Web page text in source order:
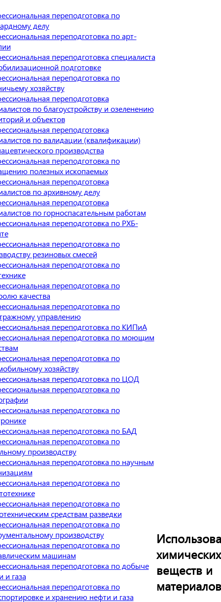
переподготовка по
делу
переподготовка по арт-
переподготовка специалиста
подготовке
переподготовка по
хозяйству
переподготовка
по благоустройству и озеленению
и объектов
переподготовка
по валидации (квалификации)
производства
переподготовка по
полезных ископаемых
переподготовка
по архивному делу
переподготовка
по горноспасательным работам
переподготовка по РХБ-
переподготовка по
резиновых смесей
переподготовка по
переподготовка по
качества
переподготовка по
управлению
переподготовка по КИПиА
переподготовка по моющим
переподготовка по
хозяйству
переподготовка по ЦОД
переподготовка по
переподготовка по
переподготовка по БАД
переподготовка по
производству
переподготовка по научным
переподготовка по
переподготовка по
средствам разведки
переподготовка по
производству
переподготовка по
машинам
переподготовка по добыче
и газа
переподготовка по
и хранению нефти и газа
химических
веществ и
материалов